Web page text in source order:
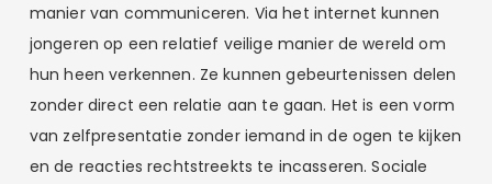
manier van communiceren. Via het internet kunnen
jongeren op een relatief veilige manier de wereld om
hun heen verkennen. Ze kunnen gebeurtenissen delen
zonder direct een relatie aan te gaan. Het is een vorm
van zelfpresentatie zonder iemand in de ogen te kijken
en de reacties rechtstreekts te incasseren. Sociale